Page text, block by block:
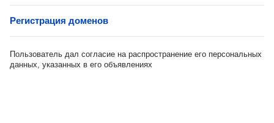
Регистрация доменов
Пользователь дал согласие на распространение его персональных
данных, указанных в его объявлениях